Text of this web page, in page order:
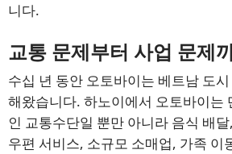
니다.
교통 문제부터 사업 문제
수십 년 동안 오토바이는 베트남 도
해왔습니다. 하노이에서 오토바이는
인 교통수단일 뿐만 아니라 음식 배
우편 서비스, 소규모 소매업, 가족 이